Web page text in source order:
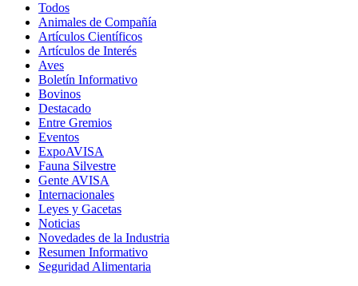
Todos
Animales de Compañía
Artículos Científicos
Artículos de Interés
Aves
Boletín Informativo
Bovinos
Destacado
Entre Gremios
Eventos
ExpoAVISA
Fauna Silvestre
Gente AVISA
Internacionales
Leyes y Gacetas
Noticias
Novedades de la Industria
Resumen Informativo
Seguridad Alimentaria